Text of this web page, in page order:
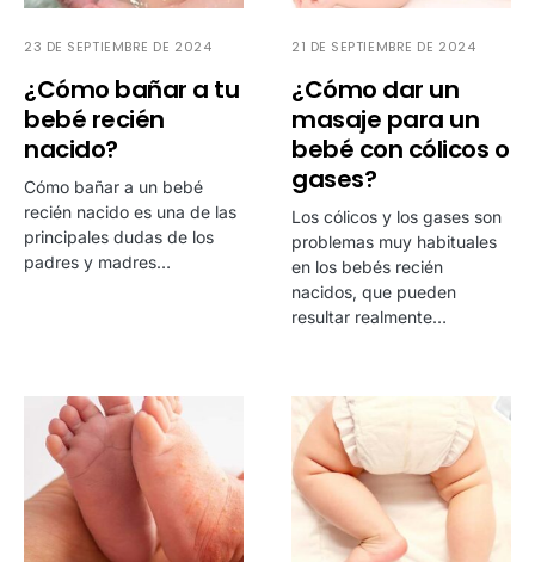
23 DE SEPTIEMBRE DE 2024
¿Cómo bañar a tu
bebé recién
nacido?
Cómo bañar a un bebé
recién nacido es una de las
principales dudas de los
padres y madres…
21 DE SEPTIEMBRE DE 2024
¿Cómo dar un
masaje para un
bebé con cólicos o
gases?
Los cólicos y los gases son
problemas muy habituales
en los bebés recién
nacidos, que pueden
resultar realmente…